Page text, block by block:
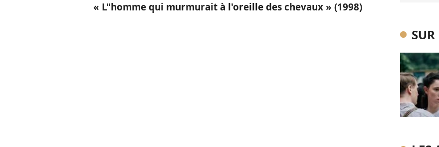
« L"homme qui murmurait à l'oreille des chevaux » (1998)